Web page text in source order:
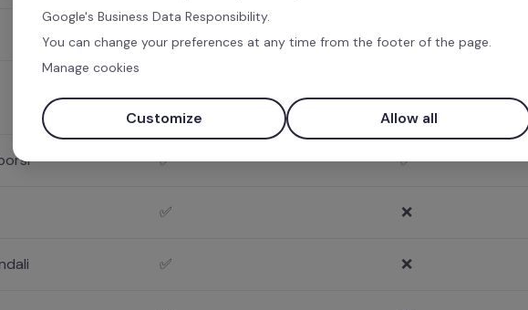
✅ ✅
✅ ✅
✅ ❌
✅ ❌
Google's Business Data Responsibility.
You can change your preferences at any time from the footer of the page.
Manage cookies
Customize Allow all